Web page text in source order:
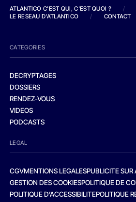
ATLANTICO C'EST QUI, C'EST QUOI ?
/
LE RESEAU D'ATLANTICO
/ CONTACT
CATEGORIES
DECRYPTAGES
DOSSIERS
RENDEZ-VOUS
VIDEOS
PODCASTS
LEGAL
CGVMENTIONS LEGALESPUBLICITE
GESTION DES COOKIESPOLITIQUE DE
POLITIQUE D’ACCESSIBILITEPOLITIQUE